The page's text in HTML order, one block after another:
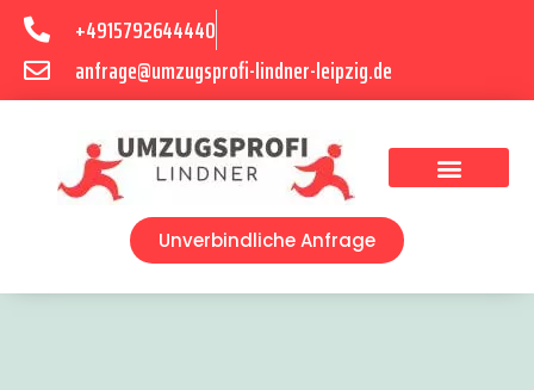
+4915792644440
anfrage@umzugsprofi-lindner-leipzig.de
Unverbindliche Anfrage